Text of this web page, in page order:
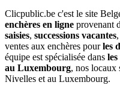
Clicpublic.be c'est le site
enchères en ligne provenant
saisies, successions vacantes
ventes aux enchères pourles
équipe est spécialisée dans
au Luxembourg, nos locaux
Nivelles et au Luxembourg.